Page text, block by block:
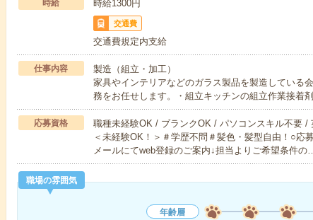
時給 時給1300円
交通費
交通費規定内支給
仕事内容
製造（組立・加工）
家具やインテリアなどのガラス製品を製造している
務をお任せします。・組立キッチンの組立作業接着
応募資格
職種未経験OK / ブランクOK / パソコンスキル不要 /
＜未経験OK！＞＃学歴不問＃髪色・髪型自由！○応
メールにてweb登録のご案内↓担当よりご希望条件の
職場の雰囲気
年齢層